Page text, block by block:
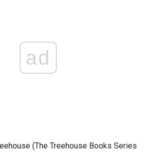
ad
(The Treehouse Books Series